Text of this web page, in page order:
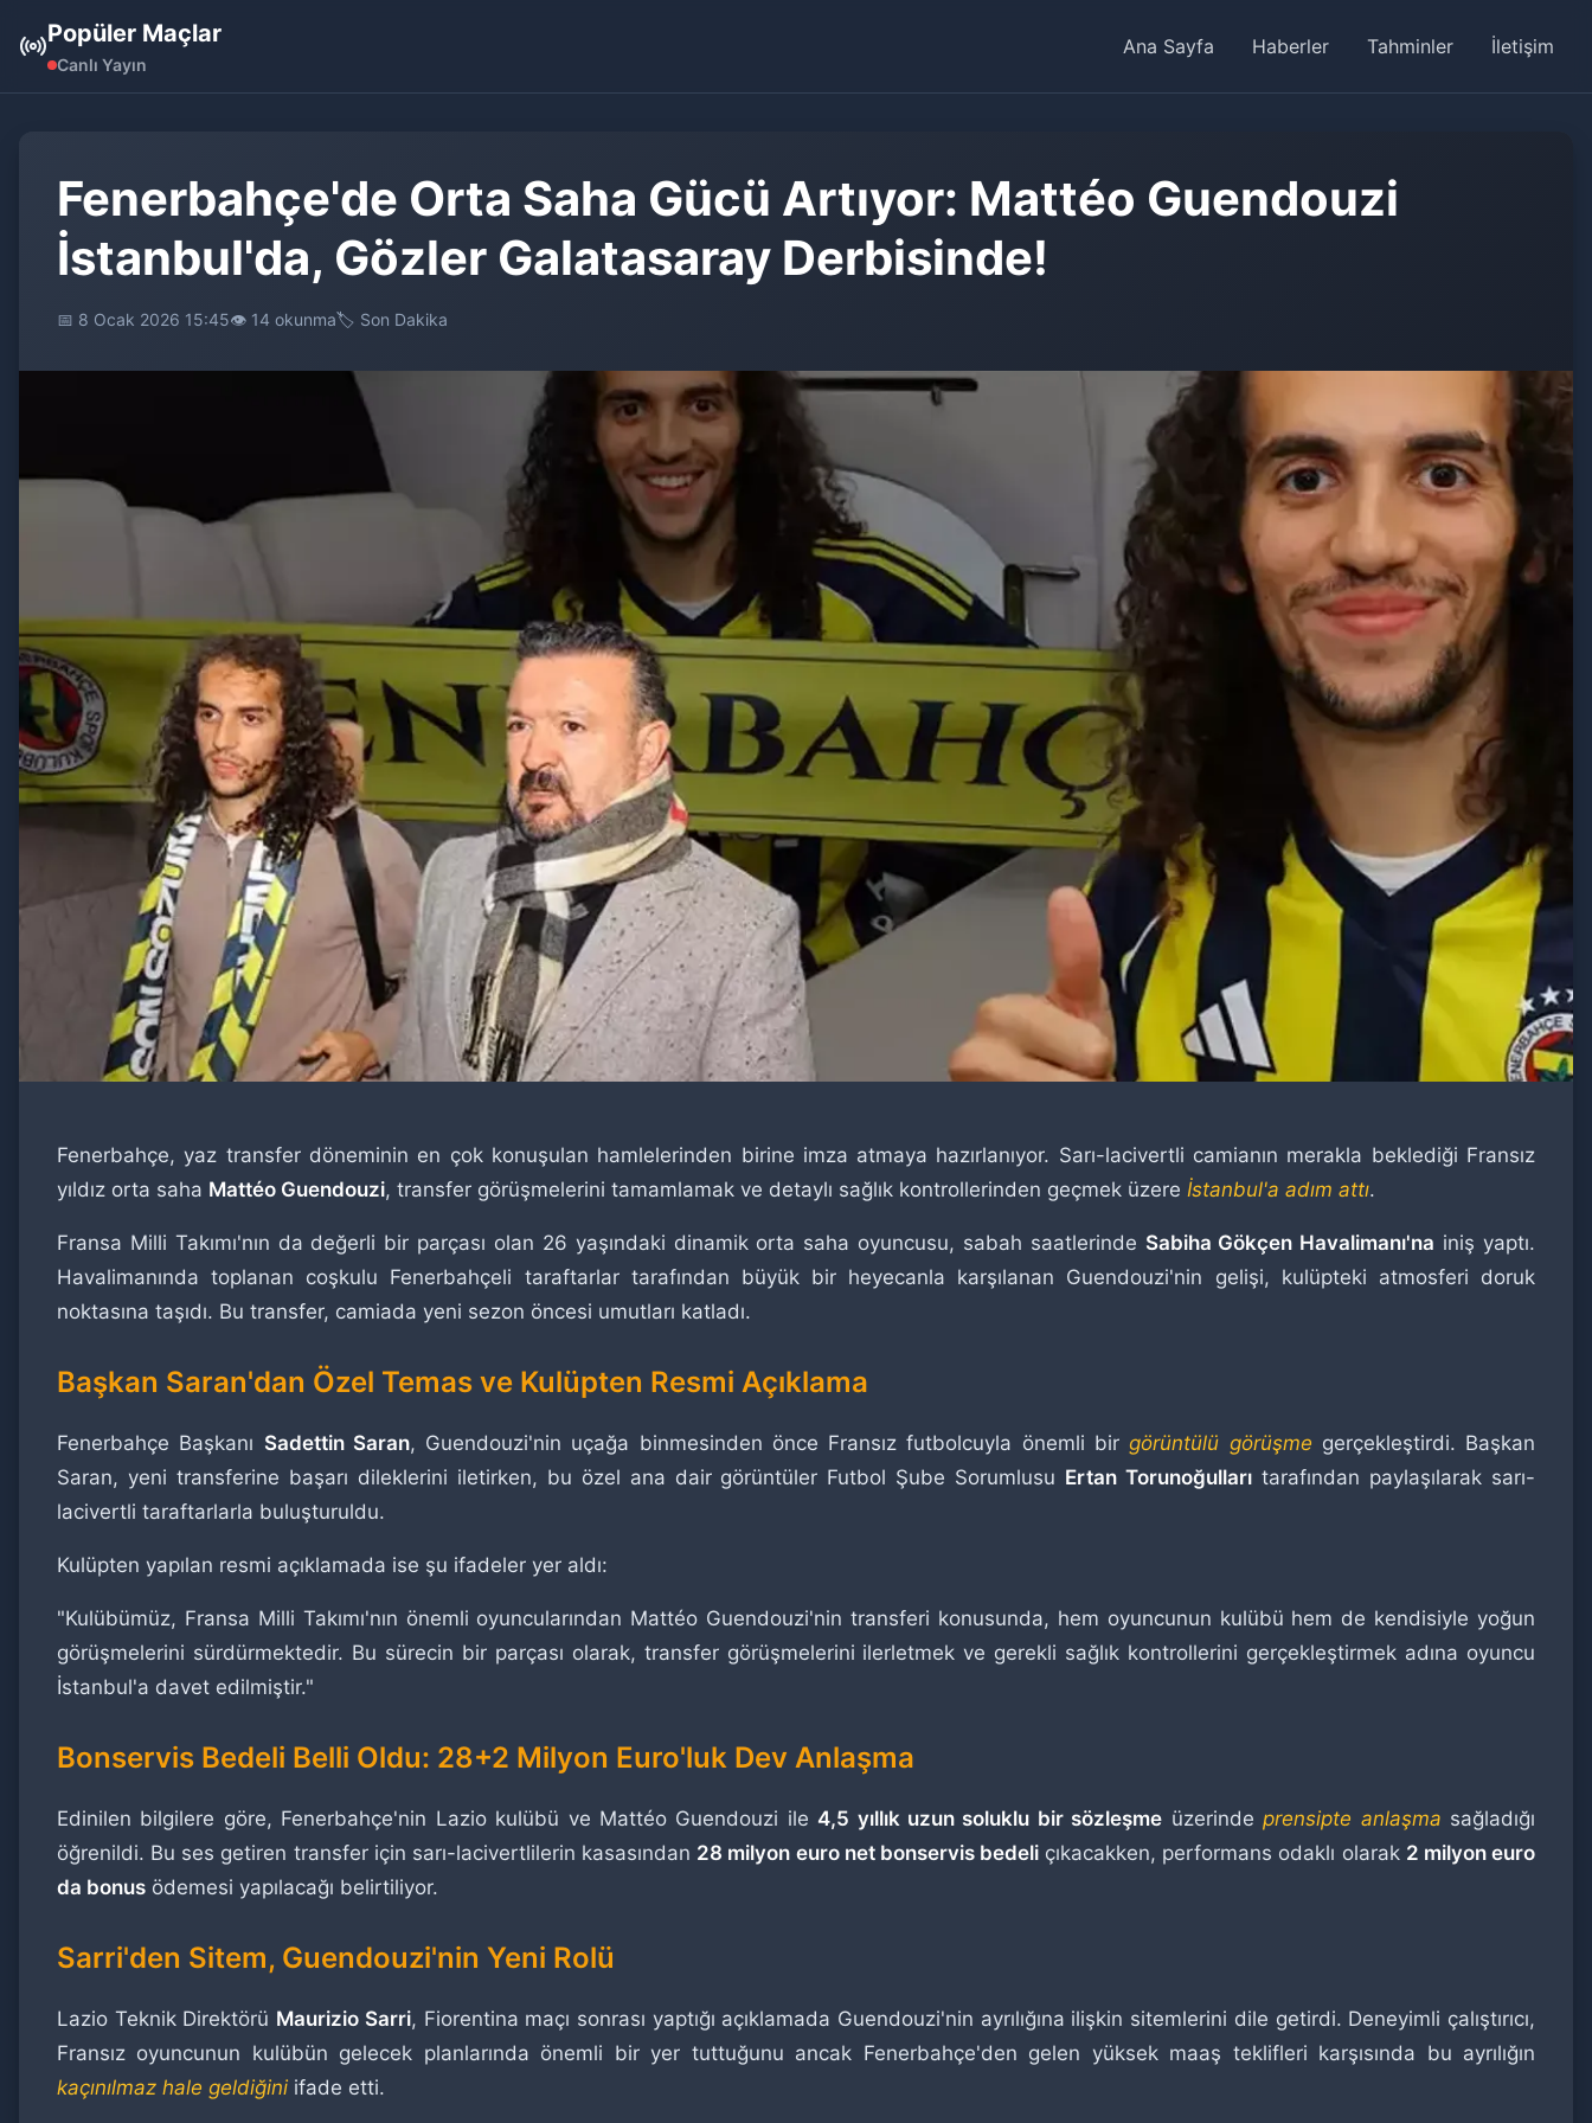
Popüler Maçlar
Canlı Yayın
Ana Sayfa Haberler Tahminler İletişim
Fenerbahçe'de Orta Saha Gücü Artıyor: Mattéo Guendouzi
İstanbul'da, Gözler Galatasaray Derbisinde!
📅 8 Ocak 2026 15:45👁️ 14 okunma🏷️ Son Dakika
Fenerbahçe, yaz transfer döneminin en çok konuşulan hamlelerinden birine imza atmaya hazırlanıyor. Sarı-lacivertli camianın merakla beklediği Fransız
yıldız orta saha Mattéo Guendouzi, transfer görüşmelerini tamamlamak ve detaylı sağlık kontrollerinden geçmek üzere İstanbul'a adım attı.
Fransa Milli Takımı'nın da değerli bir parçası olan 26 yaşındaki dinamik orta saha oyuncusu, sabah saatlerinde Sabiha Gökçen Havalimanı'na iniş yaptı.
Havalimanında toplanan coşkulu Fenerbahçeli taraftarlar tarafından büyük bir heyecanla karşılanan Guendouzi'nin gelişi, kulüpteki atmosferi doruk
noktasına taşıdı. Bu transfer, camiada yeni sezon öncesi umutları katladı.
Başkan Saran'dan Özel Temas ve Kulüpten Resmi Açıklama
Fenerbahçe Başkanı Sadettin Saran, Guendouzi'nin uçağa binmesinden önce Fransız futbolcuyla önemli birgörüntülü görüşme gerçekleştirdi. Başkan
Saran, yeni transferine başarı dileklerini iletirken, bu özel ana dair görüntüler Futbol Şube Sorumlusu Ertan Torunoğulları tarafından paylaşılarak sarı-
lacivertli taraftarlarla buluşturuldu.
Kulüpten yapılan resmi açıklamada ise şu ifadeler yer aldı:
"Kulübümüz, Fransa Milli Takımı'nın önemli oyuncularından Mattéo Guendouzi'nin transferi konusunda, hem oyuncunun kulübü hem de kendisiyle yoğun
görüşmelerini sürdürmektedir. Bu sürecin bir parçası olarak, transfer görüşmelerini ilerletmek ve gerekli sağlık kontrollerini gerçekleştirmek adına oyuncu
İstanbul'a davet edilmiştir."
Bonservis Bedeli Belli Oldu: 28+2 Milyon Euro'luk Dev Anlaşma
Edinilen bilgilere göre, Fenerbahçe'nin Lazio kulübü ve Mattéo Guendouzi ile4,5 yıllık uzun soluklu bir sözleşme üzerindeprensipte anlaşma sağladığı
öğrenildi. Bu ses getiren transfer için sarı-lacivertlilerin kasasından 28 milyon euro net bonservis bedeliçıkacakken, performans odaklı olarak 2 milyon euro
da bonus ödemesi yapılacağı belirtiliyor.
Sarri'den Sitem, Guendouzi'nin Yeni Rolü
Lazio Teknik Direktörü Maurizio Sarri, Fiorentina maçı sonrası yaptığı açıklamada Guendouzi'nin ayrılığına ilişkin sitemlerini dile getirdi. Deneyimli çalıştırıcı,
Fransız oyuncunun kulübün gelecek planlarında önemli bir yer tuttuğunu ancak Fenerbahçe'den gelen yüksek maaş teklifleri karşısında bu ayrılığın
kaçınılmaz hale geldiğini ifade etti.